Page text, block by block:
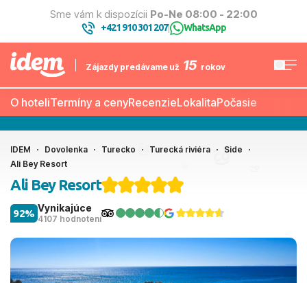
Sme vám k dispozícii Po-Ne 08:00 - 22:00
+421 910 301 207| WhatsApp
Zájazdy predávame už 15 rokov
O hoteliTermíny a cenyRecenzieLokalitaPočasie
IDEM Dovolenka Turecko Turecká riviéra
Side
Ali Bey Resort
Ali Bey Resort
Vynikajúce
4107 hodnotení
92%